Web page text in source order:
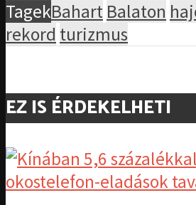
TagekBahart Balaton
rekord turizmus
EZ IS ÉRDEKELHETI